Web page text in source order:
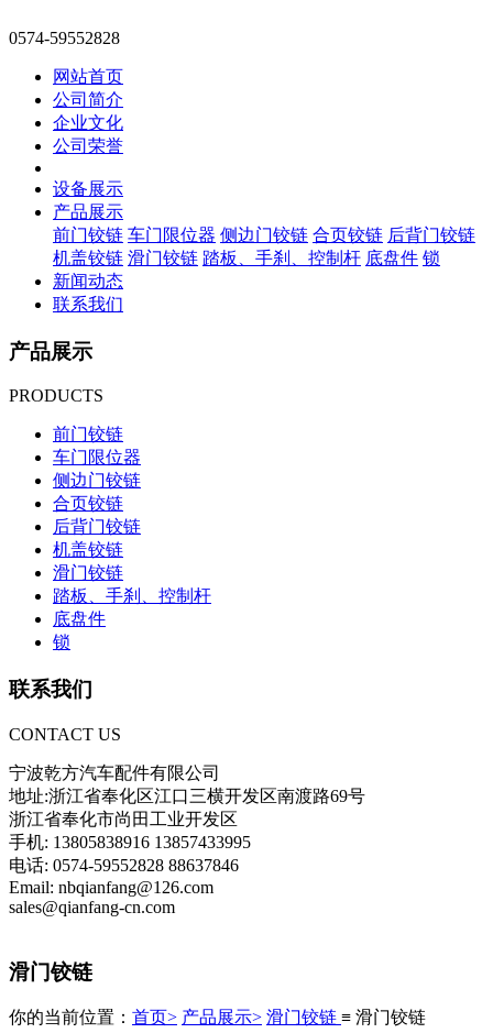
0574-59552828
网站首页
公司简介
企业文化
公司荣誉
设备展示
产品展示
前门铰链 车门限位器 侧边门铰链 合页铰链 后背门铰链
机盖铰链 滑门铰链 踏板、手刹、控制杆 底盘件 锁
新闻动态
联系我们
产品展示
PRODUCTS
前门铰链
车门限位器
侧边门铰链
合页铰链
后背门铰链
机盖铰链
滑门铰链
踏板、手刹、控制杆
底盘件
锁
联系我们
CONTACT US
宁波乾方汽车配件有限公司
地址:浙江省奉化区江口三横开发区南渡路69号
浙江省奉化市尚田工业开发区
手机: 13805838916 13857433995
电话: 0574-59552828 88637846
Email: nbqianfang@126.com
sales@qianfang-cn.com
滑门铰链
你的当前位置： 首页> 产品展示> 滑门铰链 ≡ 滑门铰链